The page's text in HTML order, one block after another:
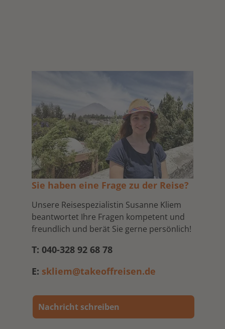
Sie haben eine Frage zu der Reise?
Unsere Reisespezialistin Susanne Kliem
beantwortet Ihre Fragen kompetent und
freundlich und berät Sie gerne persönlich!
T: 040-328 92 68 78
E: skliem@takeoffreisen.de
Nachricht schreiben